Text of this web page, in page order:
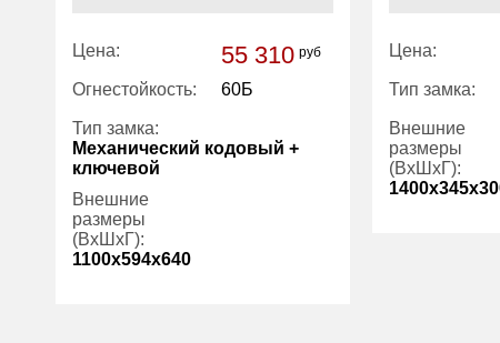
Цена: 55 310 руб
Огнестойкость: 60Б
Тип замка:
Механический кодовый +
ключевой
Внешние
размеры
(ВхШхГ):
1100x594x640
Цена:
Тип замка:
Внешние
размеры
(ВхШхГ):